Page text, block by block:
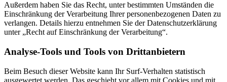
Außerdem haben Sie das Recht, unter bestimmten Umständen die
Einschränkung der Verarbeitung Ihrer personenbezogenen Daten zu
verlangen. Details hierzu entnehmen Sie der Datenschutzerklärung
unter „Recht auf Einschränkung der Verarbeitung“.
Analyse-Tools und Tools von Drittanbietern
Beim Besuch dieser Website kann Ihr Surf-Verhalten statistisch
ausgewertet werden. Das geschieht vor allem mit Cookies und mit